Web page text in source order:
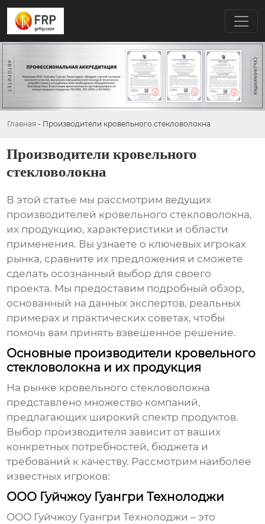
Главная - Производители кровельного стекловолокна
Производители кровельного
стекловолокна
В этой статье мы рассмотрим ведущих
производителей кровельного стекловолокна,
их продукцию, характеристики и области
применения. Вы узнаете о ключевых игроках
рынка, сравните их предложения и сможете
сделать осознанный выбор для своего
проекта. Мы предоставим подробный обзор,
основанный на данных экспертов, реальных
примерах и практических советах, чтобы
помочь вам принять взвешенное решение.
Основные производители кровельного
стекловолокна и их продукция
На рынке кровельного стекловолокна
представлено множество компаний,
предлагающих широкий спектр продуктов.
Выбор производителя зависит от ваших
конкретных потребностей, бюджета и
требований к качеству. Рассмотрим наиболее
известных игроков:
ООО Гуйчжоу Гуангри Технолоджи
ООО Гуйчжоу Гуангри Технолоджи – это